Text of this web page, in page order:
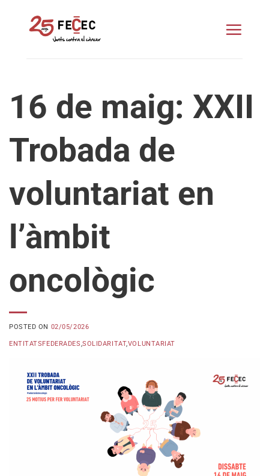
16 de maig: XXII
Trobada de
voluntariat en
l’àmbit
oncològic
POSTED ON 02/05/2026
ENTITATSFEDERADES,SOLIDARITAT,VOLUNTARIAT